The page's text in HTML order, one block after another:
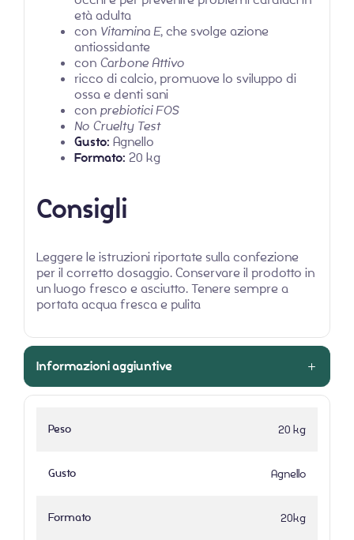
età adulta
con Vitamina E, che svolge azione
antiossidante
con Carbone Attivo
ricco di calcio, promuove lo sviluppo di
ossa e denti sani
con prebiotici FOS
No Cruelty Test
Gusto: Agnello
Formato: 20 kg
Consigli
Leggere le istruzioni riportate sulla confezione
per il corretto dosaggio. Conservare il prodotto in
un luogo fresco e asciutto. Tenere sempre a
portata acqua fresca e pulita
Informazioni aggiuntive
Peso 20 kg
Gusto Agnello
Formato 20kg